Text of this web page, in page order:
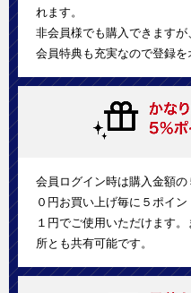
れます。
非会員様でも購入できます
会員特典も充実なので登録を
会員ログイン時は購入金額
０円お買い上げ毎に５ポイ
１円でご使用いただけます
所とも共有可能です。